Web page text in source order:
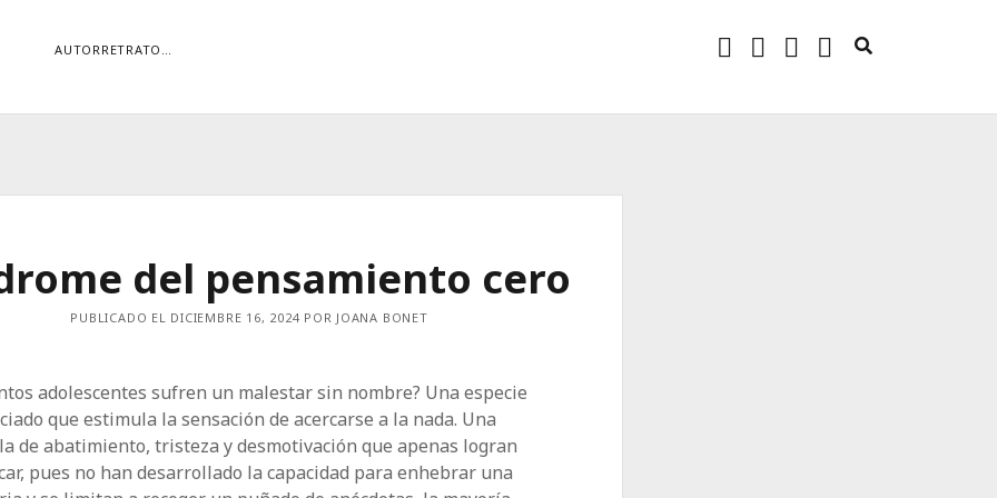
AUTORRETRATO… twitterfacebook
instagram
linkedin
del pensamiento cero
PUBLICADO EL DICIEMBRE 16, 2024 POR JOANA BONET
adolescentes sufren un malestar sin nombre? Una especie
que estimula la sensación de acercarse a la nada. Una
de abatimiento, tristeza y desmotivación que apenas logran
pues no han desarrollado la capacidad para enhebrar una